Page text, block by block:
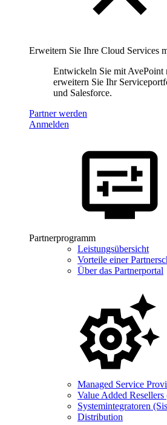
Erweitern Sie Ihre Cloud Services
Entwickeln Sie mit AvePoint
erweitern Sie Ihr
und Salesforce.
Partner werden
Anmelden
Partnerprogramm
Leistungsübersicht
Vorteile einer
Über das Partnerportal
Managed Service
Value Added
Systemintegratoren
Distribution